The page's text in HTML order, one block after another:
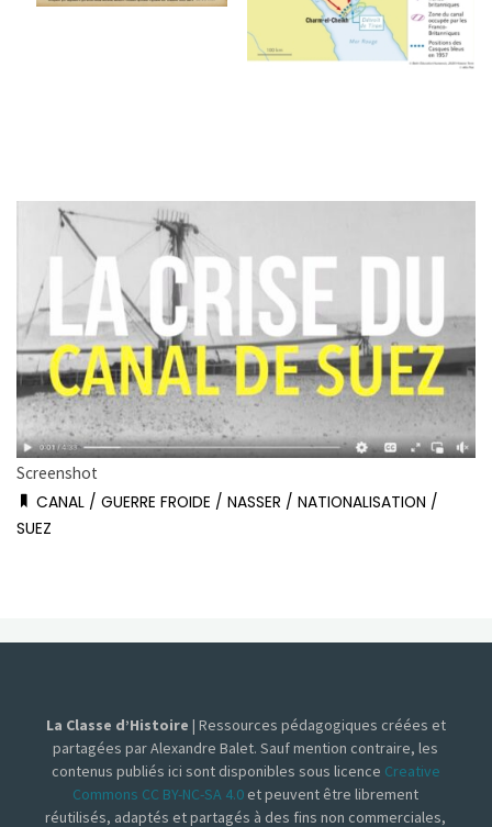
Screenshot
CANAL /GUERRE FROIDE /NASSER /NATIONALISATION /
SUEZ
La Classe d’Histoire | Ressources pédagogiques créées et
partagées par Alexandre Balet. Sauf mention contraire, les
contenus publiés ici sont disponibles sous licence Creative
Commons CC BY-NC-SA 4.0 et peuvent être librement
réutilisés, adaptés et partagés à des fins non commerciales,